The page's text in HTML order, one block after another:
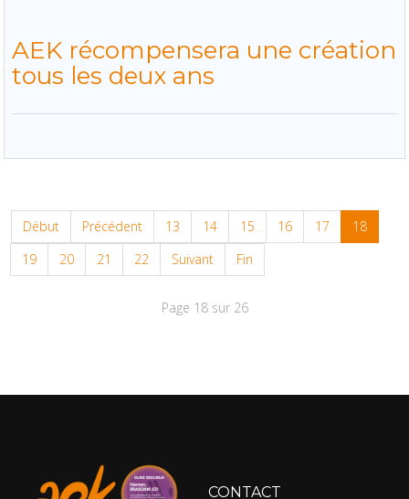
AEK récompensera une création
tous les deux ans
Début Précédent 13 14 15 16 17
18
19
20 21 22 Suivant Fin
Page 18 sur 26
CONTACT